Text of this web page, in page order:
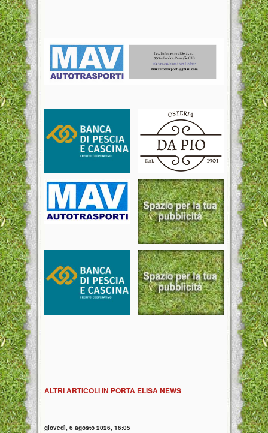
ALTRI ARTICOLI IN PORTA ELISA NEWS
giovedì, 6 agosto 2026, 16:05